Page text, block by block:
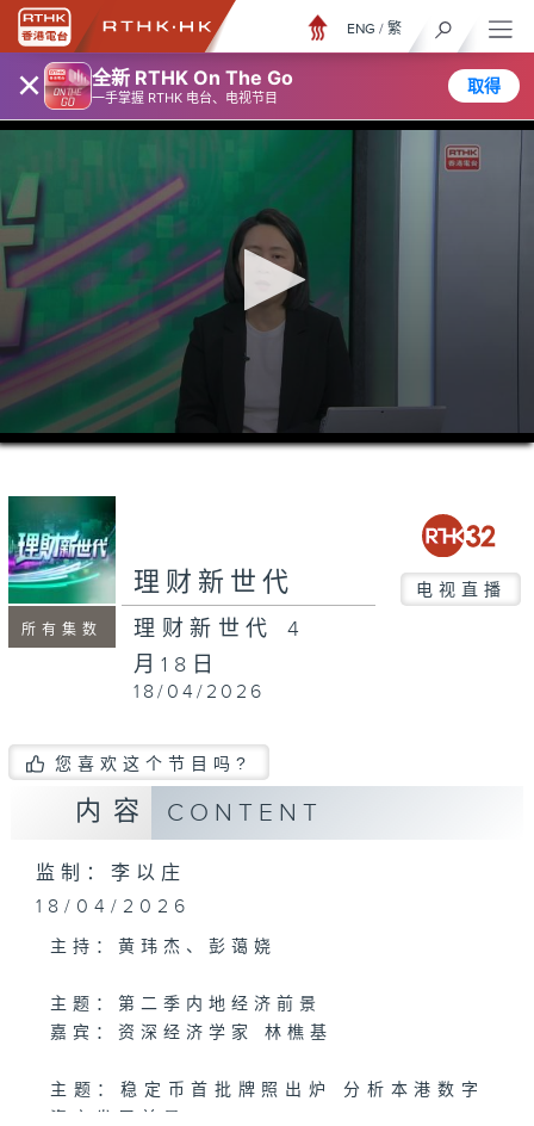
× 全新 RTHK On The Go
一手掌握 RTHK 电台、电视节目
取得
ENG / 繁
0
seconds
seconds
所有集数
理财新世代 电视直播
理财新世代 4
月18日
18/04/2026
您喜欢这个节目吗?
内容 CONTENT
监制：李以庄
18/04/2026
主持：黄玮杰、彭蔼娆
主题：第二季内地经济前景
嘉宾：资深经济学家 林樵基
主题：稳定币首批牌照出炉 分析本港数字